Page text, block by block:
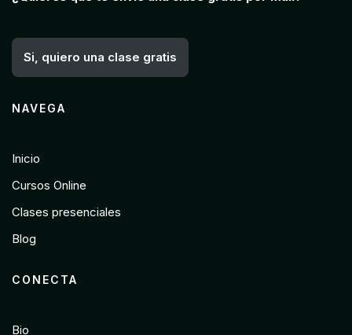
Si, quiero una clase gratis
NAVEGA
Inicio
Cursos Online
Clases presenciales
Blog
CONECTA
Bio